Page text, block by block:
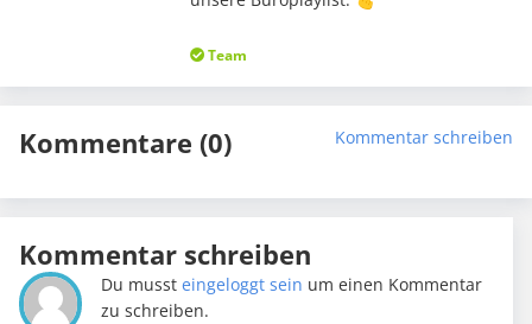
Team
Kommentare (0) Kommentar schreiben
Kommentar schreiben
Du mussteingeloggt sein um einen Kommentar
zu schreiben.